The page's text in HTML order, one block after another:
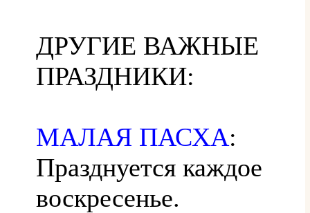
ДРУГИЕ ВАЖНЫЕ
ПРАЗДНИКИ:
МАЛАЯ ПАСХА:
Празднуется каждое
воскресенье.